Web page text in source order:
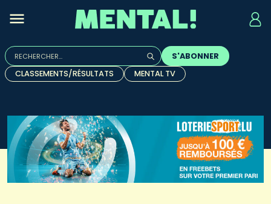
Rechercher :
Quand les résultats de l'auto-complétion sont
S'ABONNER
CLASSEMENTS/RÉSULTATS
MENTAL TV